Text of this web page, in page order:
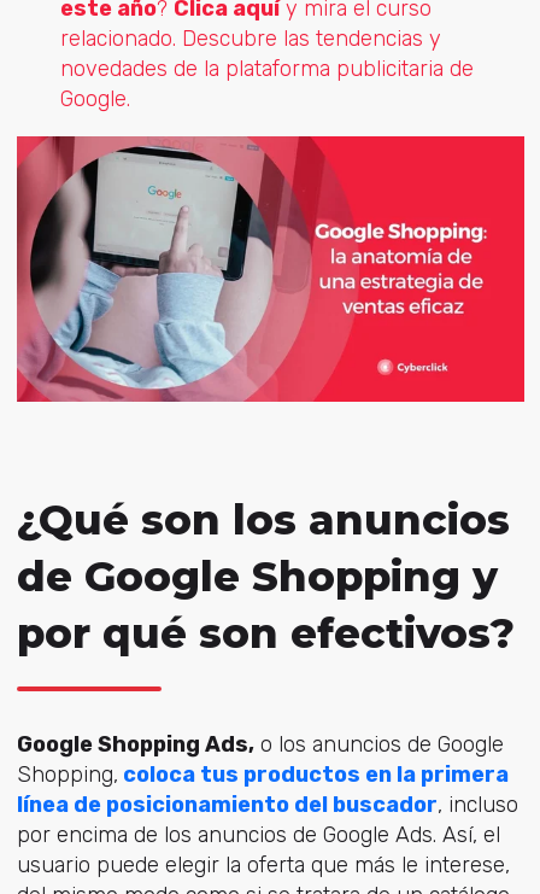
este año? Clica aquíy mira el curso
relacionado. Descubre las tendencias y
novedades de la plataforma publicitaria de
Google.
¿Qué son los anuncios
de Google Shopping y
por qué son efectivos?
Google Shopping Ads,o los anuncios de Google
Shopping, coloca tus productos en la primera
línea de posicionamiento del buscador, incluso
por encima de los anuncios de Google Ads. Así, el
usuario puede elegir la oferta que más le interese,